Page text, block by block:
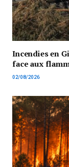
Incendies en
face aux
02/08/2026